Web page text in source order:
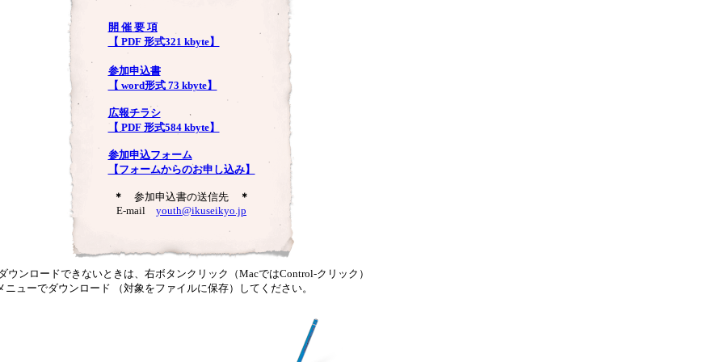
開 催 要 項
【 PDF 形式321 kbyte】
参加申込書
【 word形式 73 kbyte】
広報チラシ
【 PDF 形式584 kbyte】
参加申込フォーム
【フォームからのお申し込み】
＊ 参加申込書の送信先
＊
E-mail youth@ikuseikyo.jp
ウンロードできないときは、右ボタンクリック（MacではControl-クリック）
ニューでダウンロード （対象をファイルに保存）してください。